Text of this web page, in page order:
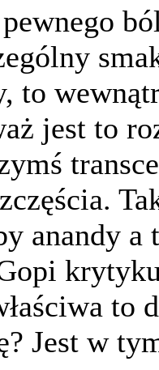
to
jest to
anandy
to
Jest w